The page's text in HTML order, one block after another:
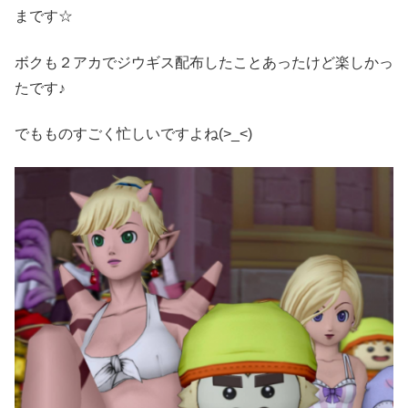
まです☆
ボクも２アカでジウギス配布したことあったけど楽しかっ
たです♪
でもものすごく忙しいですよね(>_<)ゞ